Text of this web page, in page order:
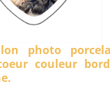
photo
couleur